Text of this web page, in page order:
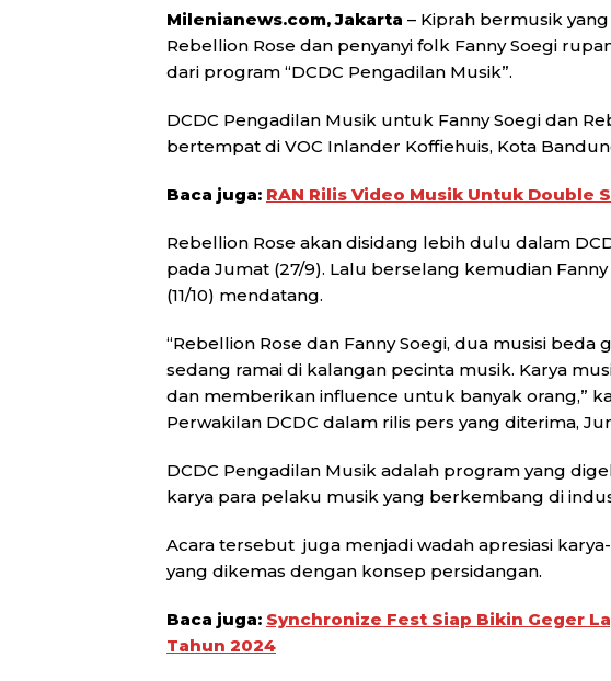
Milenianews.com, Jakarta – Kiprah bermusik
Rebellion Rose dan penyanyi folk Fanny Soegi
dari program “DCDC Pengadilan Musik”.
DCDC Pengadilan Musik untuk Fanny Soegi dan
bertempat di VOC Inlander Koffiehuis, Kota
Baca juga: RAN Rilis Video Musik Untuk Double
Rebellion Rose akan disidang lebih dulu dalam
pada Jumat (27/9). Lalu berselang kemudian
(11/10) mendatang.
“Rebellion Rose dan Fanny Soegi, dua musisi
sedang ramai di kalangan pecinta musik. Karya
dan memberikan influence untuk banyak orang,”
Perwakilan DCDC dalam rilis pers yang diterima,
DCDC Pengadilan Musik adalah program yang
karya para pelaku musik yang berkembang di
Acara tersebut juga menjadi wadah apresiasi
yang dikemas dengan konsep persidangan.
Baca juga: Synchronize Fest Siap Bikin Geger
Tahun 2024